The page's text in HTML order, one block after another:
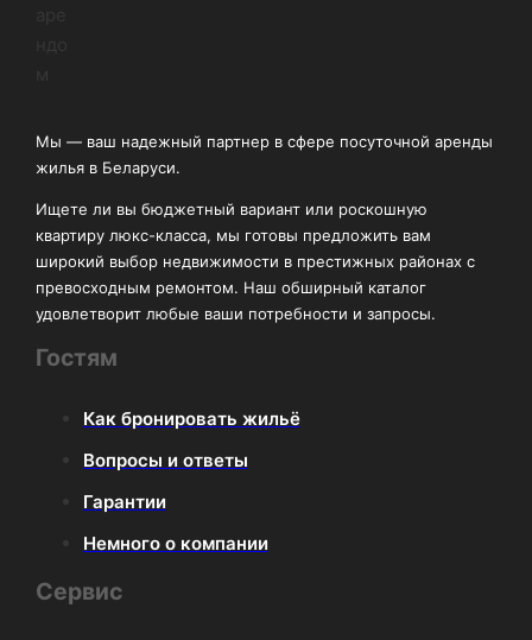
Мы — ваш надежный партнер в сфере посуточной аренды
жилья в Беларуси.
Ищете ли вы бюджетный вариант или роскошную
квартиру люкс-класса, мы готовы предложить вам
широкий выбор недвижимости в престижных районах с
превосходным ремонтом. Наш обширный каталог
удовлетворит любые ваши потребности и запросы.
Гостям
Как бронировать жильё
Вопросы и ответы
Гарантии
Немного о компании
Сервис